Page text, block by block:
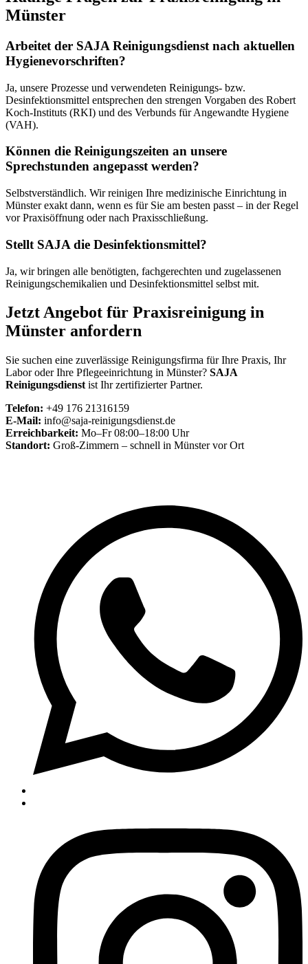
Münster
Arbeitet der SAJA Reinigungsdienst nach aktuellen
Hygienevorschriften?
Ja, unsere Prozesse und verwendeten Reinigungs- bzw.
Desinfektionsmittel entsprechen den strengen Vorgaben des Robert
Koch-Instituts (RKI) und des Verbunds für Angewandte Hygiene
(VAH).
Können die Reinigungszeiten an unsere
Sprechstunden angepasst werden?
Selbstverständlich. Wir reinigen Ihre medizinische Einrichtung in
Münster exakt dann, wenn es für Sie am besten passt – in der Regel
vor Praxisöffnung oder nach Praxisschließung.
Stellt SAJA die Desinfektionsmittel?
Ja, wir bringen alle benötigten, fachgerechten und zugelassenen
Reinigungschemikalien und Desinfektionsmittel selbst mit.
Jetzt Angebot für Praxisreinigung in
Münster anfordern
Sie suchen eine zuverlässige Reinigungsfirma für Ihre Praxis, Ihr
Labor oder Ihre Pflegeeinrichtung in Münster? SAJA
Reinigungsdienst ist Ihr zertifizierter Partner.
Telefon: +49 176 21316159
E-Mail: info@saja-reinigungsdienst.de
Erreichbarkeit: Mo–Fr 08:00–18:00 Uhr
Standort: Groß-Zimmern – schnell in Münster vor Ort